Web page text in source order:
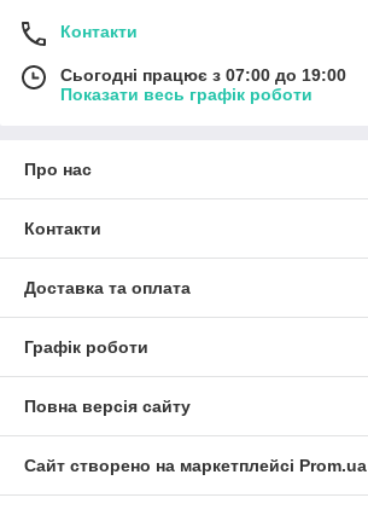
Контакти
Сьогодні працює з 07:00 до 19:00
Показати весь графік роботи
Про нас
Контакти
Доставка та оплата
Графік роботи
Повна версія сайту
Сайт створено на маркетплейсі Prom.ua